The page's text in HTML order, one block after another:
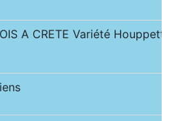
A CRETE Variété